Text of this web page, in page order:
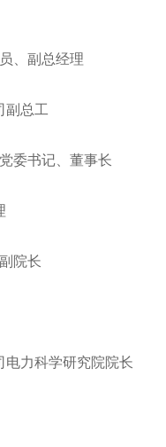
、副总经理
副总工
委书记、董事长
院长
力科学研究院院长